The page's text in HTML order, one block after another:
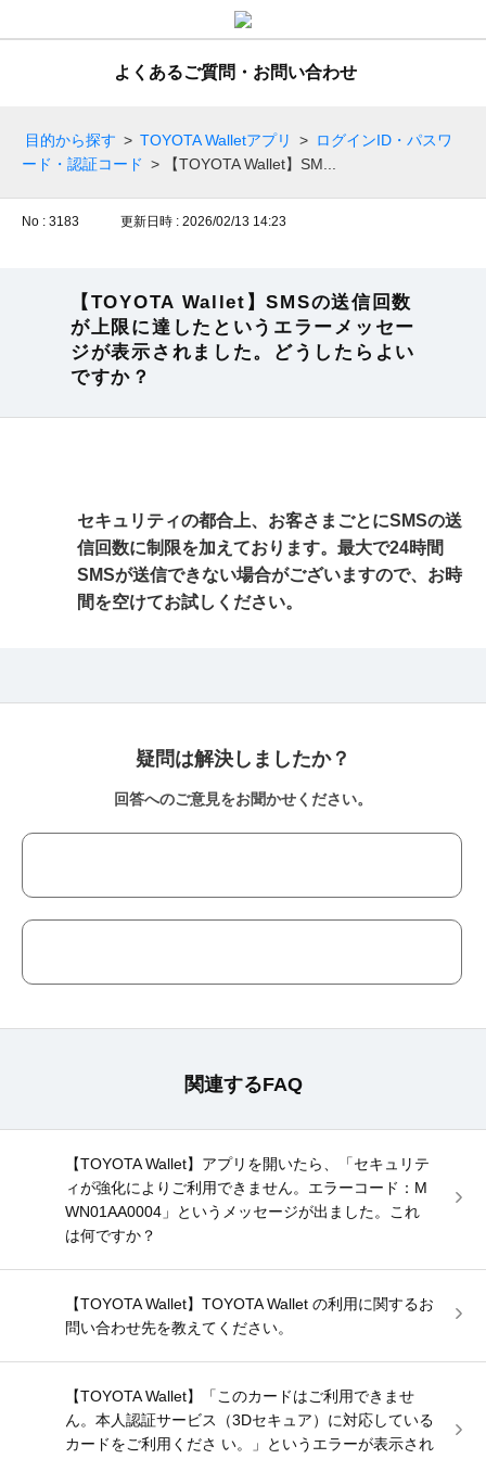
よくあるご質問・お問い合わせ
目的から探す > TOYOTA Walletアプリ > ログインID・パスワ
ード・認証コード > 【TOYOTA Wallet】SM...
No : 3183 更新日時 : 2026/02/13 14:23
【TOYOTA Wallet】SMSの送信回数
が上限に達したというエラーメッセー
ジが表示されました。どうしたらよい
ですか？
セキュリティの都合上、お客さまごとにSMSの送
信回数に制限を加えております。最大で24時間
SMSが送信できない場合がございますので、お時
間を空けてお試しください。
疑問は解決しましたか？
回答へのご意見をお聞かせください。
関連するFAQ
【TOYOTA Wallet】アプリを開いたら、「セキュリテ
ィが強化によりご利用できません。エラーコード：M
WN01AA0004」というメッセージが出ました。これ
は何ですか？
【TOYOTA Wallet】TOYOTA Wallet の利用に関するお
問い合わせ先を教えてください。
【TOYOTA Wallet】「このカードはご利用できませ
ん。本人認証サービス（3Dセキュア）に対応している
カードをご利用くださ い。」というエラーが表示され